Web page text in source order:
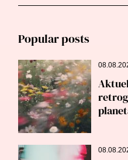
navigation
for:
Popular posts